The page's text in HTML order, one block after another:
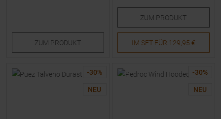
ZUM PRODUKT
ZUM PRODUKT
IM SET FÜR 129,95 €
-30%
NEU
-30%
NEU